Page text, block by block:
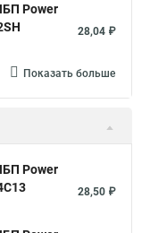
Power
28,04 ₽
Показать больше
Power
28,50 ₽